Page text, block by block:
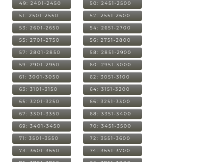
49: 2401-2450 50: 2451-2500
51: 2501-2550 52: 2551-2600
53: 2601-2650 54: 2651-2700
55: 2701-2750 56: 2751-2800
57: 2801-2850 58: 2851-2900
59: 2901-2950 60: 2951-3000
61: 3001-3050 62: 3051-3100
63: 3101-3150 64: 3151-3200
65: 3201-3250 66: 3251-3300
67: 3301-3350 68: 3351-3400
69: 3401-3450 70: 3451-3500
71: 3501-3550 72: 3551-3600
73: 3601-3650 74: 3651-3700